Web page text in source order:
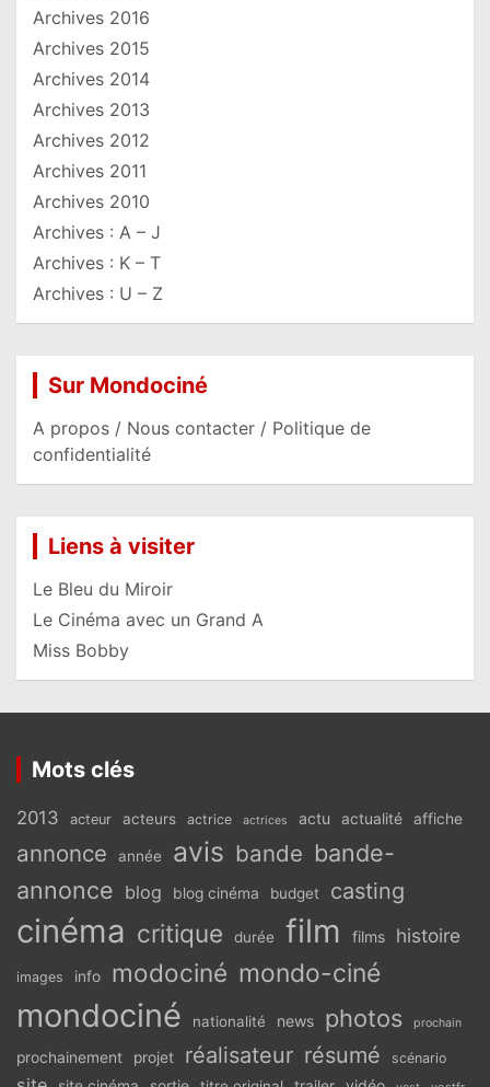
Archives 2016
Archives 2015
Archives 2014
Archives 2013
Archives 2012
Archives 2011
Archives 2010
Archives : A – J
Archives : K – T
Archives : U – Z
Sur Mondociné
A propos / Nous contacter / Politique de
confidentialité
Liens à visiter
Le Bleu du Miroir
Le Cinéma avec un Grand A
Miss Bobby
Mots clés
2013 acteur acteurs actrice actrices actu actualité affiche
annonce année avis bande bande-
annonce blog blog cinéma budget casting
cinéma critique durée film films histoire
images info modociné mondo-ciné
mondociné nationalité news photos prochain
prochainement projet réalisateur résumé scénario